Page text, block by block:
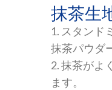
抹茶生
1. スタンド
抹茶パウダ
2. 抹茶がよ
ます。